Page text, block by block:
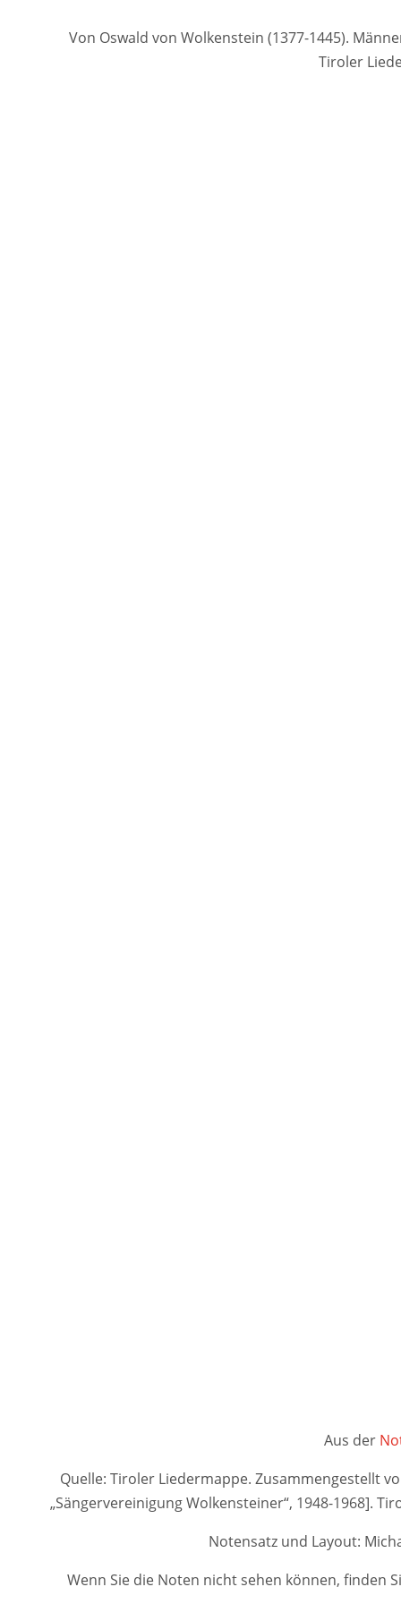
Von Oswald von Wolkenstein (1377-1445).
Tiroler
Aus der
Quelle: Tiroler Liedermappe. Zusammengestellt
„Sängervereinigung Wolkensteiner“, 1948-1968].
Notensatz und Layout:
Wenn Sie die Noten nicht sehen können, finden